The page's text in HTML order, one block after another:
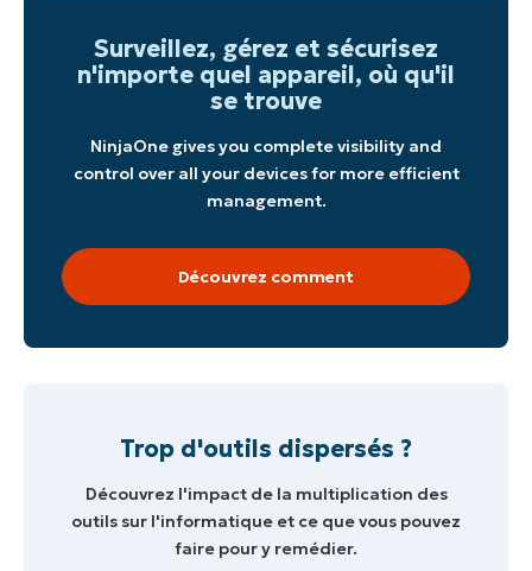
Surveillez, gérez et sécurisez
n'importe quel appareil, où qu'il
se trouve
NinjaOne gives you complete visibility and
control over all your devices for more efficient
management.
Découvrez comment
Trop d'outils dispersés ?
Découvrez l'impact de la multiplication des
outils sur l'informatique et ce que vous pouvez
faire pour y remédier.